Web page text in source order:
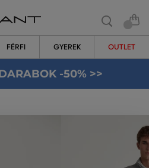
FÉRFI GYEREK OUTLET
-50% >>